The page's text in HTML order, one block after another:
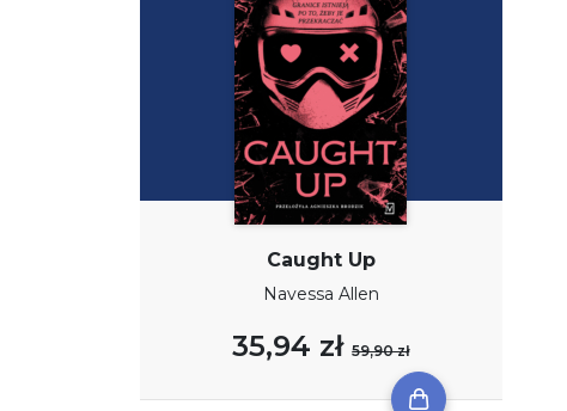
Caught Up
Navessa Allen
35,94 zł59,90 zł